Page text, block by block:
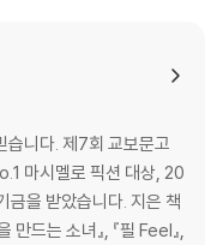
습니다. 제7회 교보문고
마시멜로 픽션 대상, 20
금을 받았습니다. 지은 책
만드는 소녀』, 『필 Feel』,